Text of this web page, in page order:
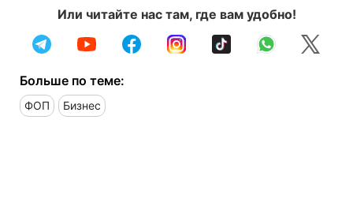
Или читайте нас там, где вам удобно!
Больше по теме:
ФОП Бизнес